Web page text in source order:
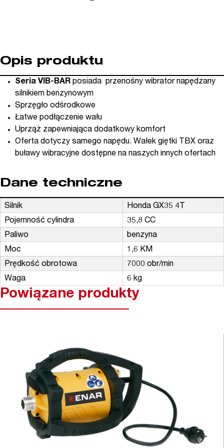
Opis produktu
Seria VIB-BAR posiada przenośny wibrator napędzany
silnikiem benzynowym
Sprzęgło odśrodkowe
Łatwe podłączenie wału
Uprząż zapewniająca dodatkowy komfort
Oferta dotyczy samego napędu. Wałek giętki TBX oraz
buławy wibracyjne dostępne na naszych innych ofertach
Dane techniczne
Silnik
Honda GX35 4T
Pojemność cylindra
35,8 CC
Paliwo
benzyna
Moc
1,6 KM
Prędkość obrotowa
7000 obr/min
Waga
6 kg
Powiązane produkty